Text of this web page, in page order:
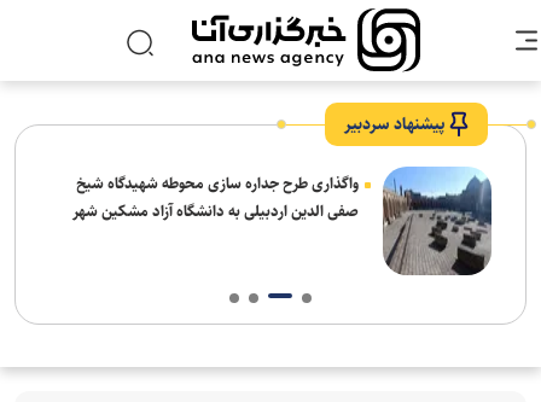
پیشنهاد سردبیر
واگذاری طرح جداره سازی محوطه شهیدگاه شیخ
صفی الدین اردبیلی به دانشگاه آزاد مشکین شهر